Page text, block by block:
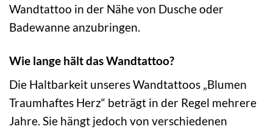
Wandtattoo in der Nähe von Dusche oder
Badewanne anzubringen.
Wie lange hält das Wandtattoo?
Die Haltbarkeit unseres Wandtattoos „Blumen
Traumhaftes Herz“ beträgt in der Regel mehrere
Jahre. Sie hängt jedoch von verschiedenen